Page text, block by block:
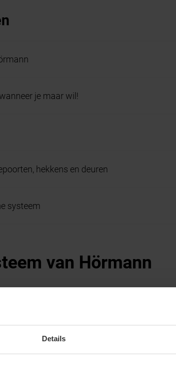
Details
je maar wil!
hekkens en deuren
systeem
van Hörmann
je toe je Homee uit te breiden met andere
in je woning. Zo heb je onder andere
aan jouw Hörmann Homee Brain